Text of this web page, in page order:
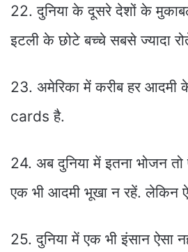
22. दुनिया के दूसरे देशों के
इटली के छोटे बच्चे सबसे ज्यादा
23. अमेरिका में करीब हर
cards है.
24. अब दुनिया में इतना भोजन तो
एक भी आदमी भूखा न रहें. लेकिन
25. दुनिया में एक भी इंसान ऐसा